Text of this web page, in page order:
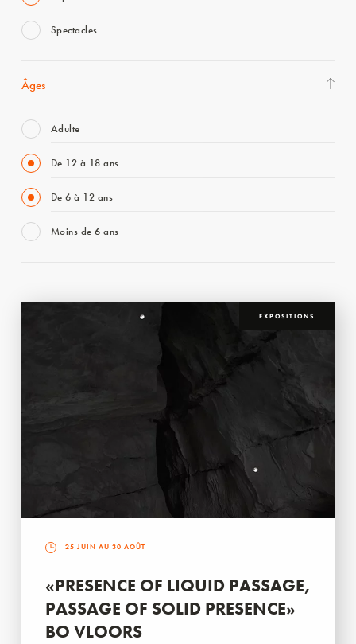
Spectacles
Âges
Adulte
De 12 à 18 ans
De 6 à 12 ans
Moins de 6 ans
EXPOSITIONS
25 JUIN AU 30 AOÛT
«PRESENCE OF LIQUID PASSAGE,
PASSAGE OF SOLID PRESENCE»
BO VLOORS